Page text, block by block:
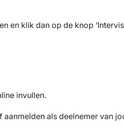
en klik dan op de knop
invullen.
als deelnemer van